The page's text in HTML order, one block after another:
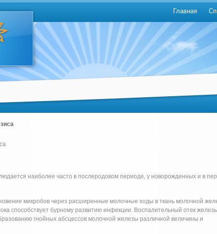
Главная
наиболее часто в послеродовом периоде, у новорожденных и в
микробов через расширенные молочные ходы в ткань молочной
способствует бурному развитию инфекции. Воспалительный отек
гнойных абсцессов молочной железы различной величины и